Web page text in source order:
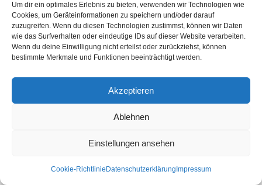
Um dir ein optimales Erlebnis zu bieten, verwenden wir Technologien wie
Cookies, um Geräteinformationen zu speichern und/oder darauf
zuzugreifen. Wenn du diesen Technologien zustimmst, können wir Daten
wie das Surfverhalten oder eindeutige IDs auf dieser Website verarbeiten.
Wenn du deine Einwilligung nicht erteilst oder zurückziehst, können
bestimmte Merkmale und Funktionen beeinträchtigt werden.
Akzeptieren
Ablehnen
Einstellungen ansehen
Cookie-Richtlinie Datenschutzerklärung Impressum
BIELEFELD (Öztürk) Bielefeld’in „Hacı Berberlerinden Berber Gürkan“
Almanya’ya gelir gelmez yaş gününü kutladı. 48 yaşını Öz-tat simit ve kahvaltı
evinde kutlayan Gürkan Yoğurtcu, tam sekiz...
© Öztürk Gazetesi 1986 – 2026